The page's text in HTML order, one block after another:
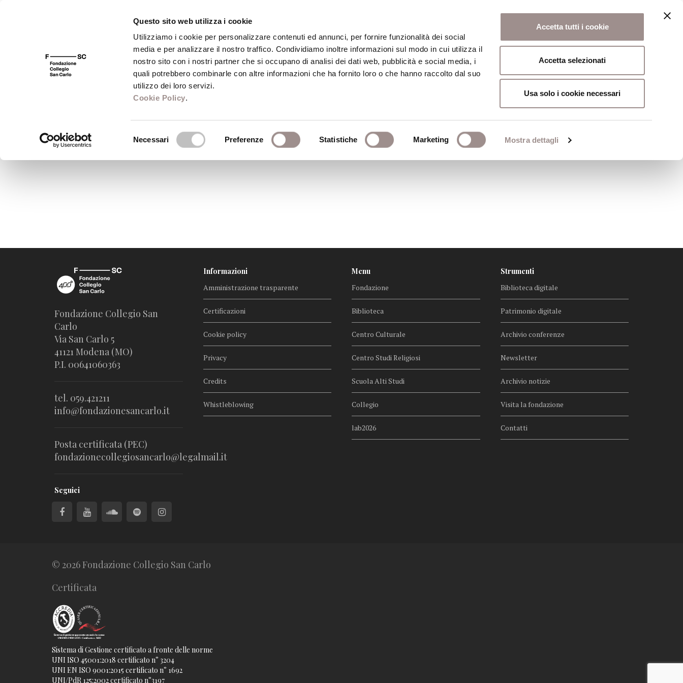
Questo sito web utilizza i cookie
Utilizziamo i cookie per personalizzare contenuti ed annunci, per fornire funzionalità dei social
media e per analizzare il nostro traffico. Condividiamo inoltre informazioni sul modo in cui utilizza il
nostro sito con i nostri partner che si occupano di analisi dei dati web, pubblicità e social media, i
quali potrebbero combinarle con altre informazioni che ha fornito loro o che hanno raccolto dal suo
utilizzo dei loro servizi.
Cookie Policy.
Necessari Preferenze Statistiche Marketing Mostra dettagli
Accetta tutti i cookie
Accetta selezionati
Usa solo i cookie necessari
FSC 400 Fondazione Biblioteca Centro Culturale Centro Studi Religiosi Scuola Alti Studi
Temi: Le conferenze della Scuola 2015
Le conferenze della Scuola 2015
Scuola Alti Studi
marzo - settembre 2015
Fondazione Collegio San
Carlo
Via San Carlo 5
41121 Modena (MO)
P.I. 00641060363
tel. 059.421211
info@fondazionesancarlo.it
Posta certificata (PEC)
fondazionecollegiosancarlo@legalmail.it
Seguici
Informazioni
Amministrazione trasparente
Certificazioni
Cookie policy
Privacy
Credits
Whistleblowing
Menu
Fondazione
Biblioteca
Centro Culturale
Centro Studi Religiosi
Scuola Alti Studi
Collegio
lab2026
Strumenti
Biblioteca digitale
Patrimonio digitale
Archivio conferenze
Newsletter
Archivio notizie
Visita la fondazione
Contatti
© 2026 Fondazione Collegio San Carlo
Certificata
Sistema di Gestione certificato a fronte delle norme
UNI ISO 45001:2018 certificato n° 3204
UNI EN ISO 9001:2015 certificato n° 1692
UNI/PdR 125:2002 certificato n°3197